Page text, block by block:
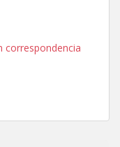
tiene miedo a la
correspondencia